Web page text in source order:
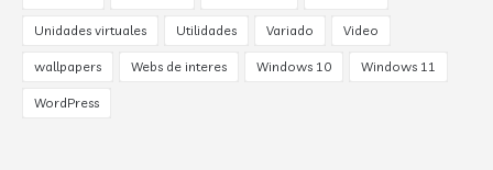
Unidades virtuales Utilidades Variado Video
wallpapers Webs de interes Windows 10 Windows 11
WordPress